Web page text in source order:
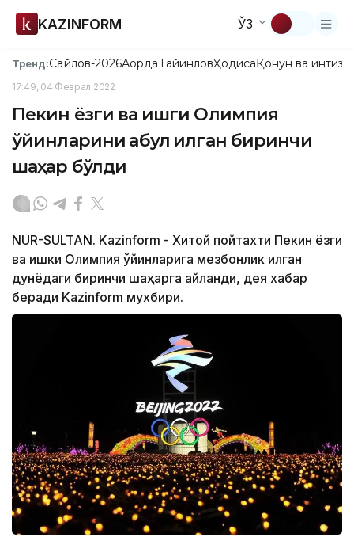
KAZINFORM ЎЗ
Тренд:Сайлов-2026АқордаТайинловҲодисаҚонун ва
17:49, 04 Феврал 2022
Пекин ёзги ва қишги Олимпия
ўйинларини қабул қилган биринчи
шаҳар бўлди
NUR-SULTAN. Kazinform - Хитой пойтахти Пекин ёзги
ва қишки Олимпия ўйинларига мезбонлик қилган
дунёдаги биринчи шаҳарга айланди, дея хабар
беради Kazinform мухбири.